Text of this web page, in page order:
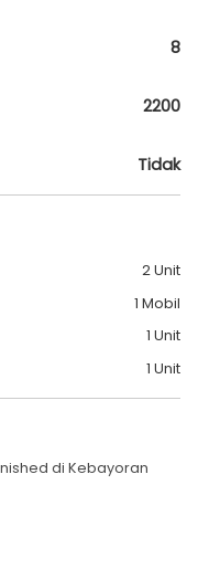
8
2200
Tidak
2 Unit
1 Mobil
1 Unit
1 Unit
di Kebayoran